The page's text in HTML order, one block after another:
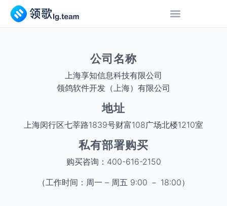
公司名称
上海享知信息科技有限公司
领鸽软件开发（上海）有限公司
地址
上海闵行区七莘路1839号财富108广场北楼1210室
私有部署购买
购买咨询：400-616-2150
（工作时间：周一 – 周五 9:00 － 18:00）